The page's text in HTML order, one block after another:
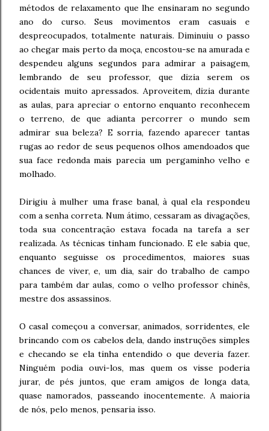
métodos de relaxamento que lhe ensinaram no segundo
ano do curso. Seus movimentos eram casuais e
despreocupados, totalmente naturais. Diminuiu o passo
ao chegar mais perto da moça, encostou-se na amurada e
despendeu alguns segundos para admirar a paisagem,
lembrando de seu professor, que dizia serem os
ocidentais muito apressados. Aproveitem, dizia durante
as aulas, para apreciar o entorno enquanto reconhecem
o terreno, de que adianta percorrer o mundo sem
admirar sua beleza? E sorria, fazendo aparecer tantas
rugas ao redor de seus pequenos olhos amendoados que
sua face redonda mais parecia um pergaminho velho e
molhado.
Dirigiu à mulher uma frase banal, à qual ela respondeu
com a senha correta. Num átimo, cessaram as divagações,
toda sua concentração estava focada na tarefa a ser
realizada. As técnicas tinham funcionado. E ele sabia que,
enquanto seguisse os procedimentos, maiores suas
chances de viver, e, um dia, sair do trabalho de campo
para também dar aulas, como o velho professor chinês,
mestre dos assassinos.
O casal começou a conversar, animados, sorridentes, ele
brincando com os cabelos dela, dando instruções simples
e checando se ela tinha entendido o que deveria fazer.
Ninguém podia ouvi-los, mas quem os visse poderia
jurar, de pés juntos, que eram amigos de longa data,
quase namorados, passeando inocentemente. A maioria
de nós, pelo menos, pensaria isso.